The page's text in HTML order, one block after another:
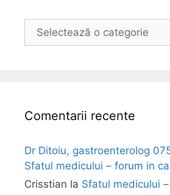
Comentarii recente
Dr Ditoiu, gastroenterolog
Sfatul medicului – forum in
Crisstian la Sfatul medicului